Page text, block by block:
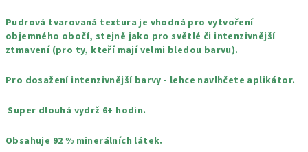
Pudrová tvarovaná textura je vhodná pro vytvoření
objemného obočí, stejně jako pro světlé či intenzivnější
ztmavení (pro ty, kteří mají velmi bledou barvu).
Pro dosažení intenzivnější barvy - lehce navlhčete aplikátor.
Super dlouhá vydrž 6+ hodin.
Obsahuje 92 % minerálních látek.